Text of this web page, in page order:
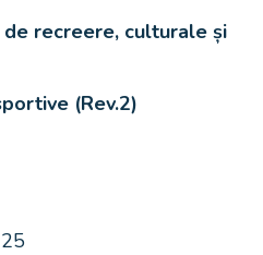
recreere, culturale și
(Rev.2)